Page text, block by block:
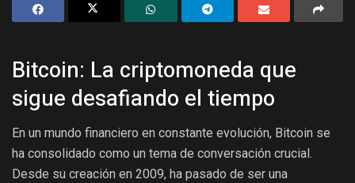
Bitcoin: La criptomoneda que
sigue desafiando el tiempo
En un mundo financiero en constante evolución, Bitcoin se
ha consolidado como un tema de conversación crucial.
Desde su creación en 2009, ha pasado de ser una